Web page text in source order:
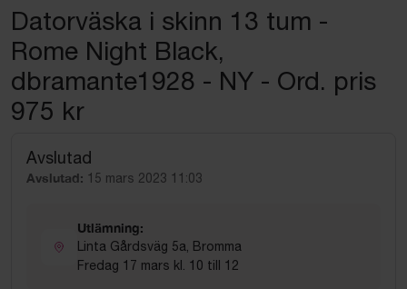
Datorväska i skinn 13 tum -
Rome Night Black,
dbramante1928 - NY - Ord. pris
975 kr
Avslutad
Avslutad: 15 mars 2023 11:03
Utlämning:
Linta Gårdsväg 5a, Bromma
Fredag 17 mars kl. 10 till 12